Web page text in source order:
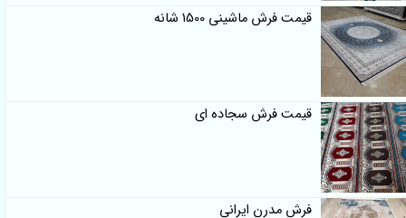
قیمت فرش ماشینی 1500 شانه
قیمت فرش سجاده ای
فرش مدرن ایرانی